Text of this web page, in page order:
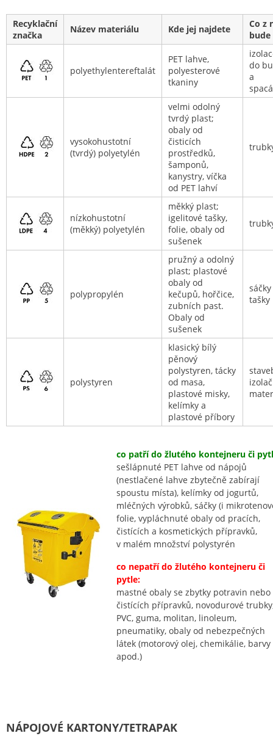
Recyklační
značka
Název materiálu Kde jej najdete
Co z
bude
polyethylentereftalát
PET lahve,
polyesterové
tkaniny
do
a
vysokohustotní
(tvrdý) polyetylén
velmi odolný
tvrdý plast;
obaly od
čisticích
prostředků,
šamponů,
kanystry, víčka
od PET lahví
nízkohustotní
(měkký) polyetylén
měkký plast;
igelitové tašky,
folie, obaly od
sušenek
polypropylén
pružný a odolný
plast; plastové
obaly od
kečupů, hořčice,
zubních past.
Obaly od
sušenek
tašky
polystyren
klasický bílý
pěnový
polystyren, tácky
od masa,
plastové misky,
kelímky a
plastové příbory
co patří do žlutého kontejneru či
sešlápnuté PET lahve od nápojů
(nestlačené lahve zbytečně zabírají
spoustu místa), kelímky od jogurtů,
mléčných výrobků, sáčky (i
folie, vypláchnuté obaly od pracích,
čistících a kosmetických přípravků,
v malém množství polystyrén
co nepatří do žlutého kontejneru či
pytle:
mastné obaly se zbytky potravin nebo
čistících přípravků, novodurové
PVC, guma, molitan, linoleum,
pneumatiky, obaly od nebezpečných
látek (motorový olej, chemikálie, barvy
apod.)
NÁPOJOVÉ KARTONY/TETRAPAK